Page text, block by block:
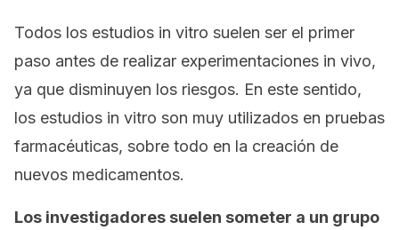
Todos los estudios in vitro suelen ser el primer
paso antes de realizar experimentaciones in vivo,
ya que disminuyen los riesgos. En este sentido,
los estudios in vitro son muy utilizados en pruebas
farmacéuticas, sobre todo en la creación de
nuevos medicamentos.
Los investigadores suelen someter a un grupo